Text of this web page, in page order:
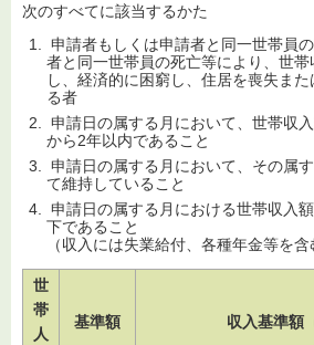
次のすべてに該当するかた
申請者もしくは申請者と同一世帯員
者と同一世帯員の死亡等により、世
し、経済的に困窮し、住居を喪失ま
る者
申請日の属する月において、世帯収
から2年以内であること
申請日の属する月において、その属
て維持していること
申請日の属する月における世帯収入
下であること
（収入には失業給付、各種年金等を含
世
帯
人
基準額 収入基準額